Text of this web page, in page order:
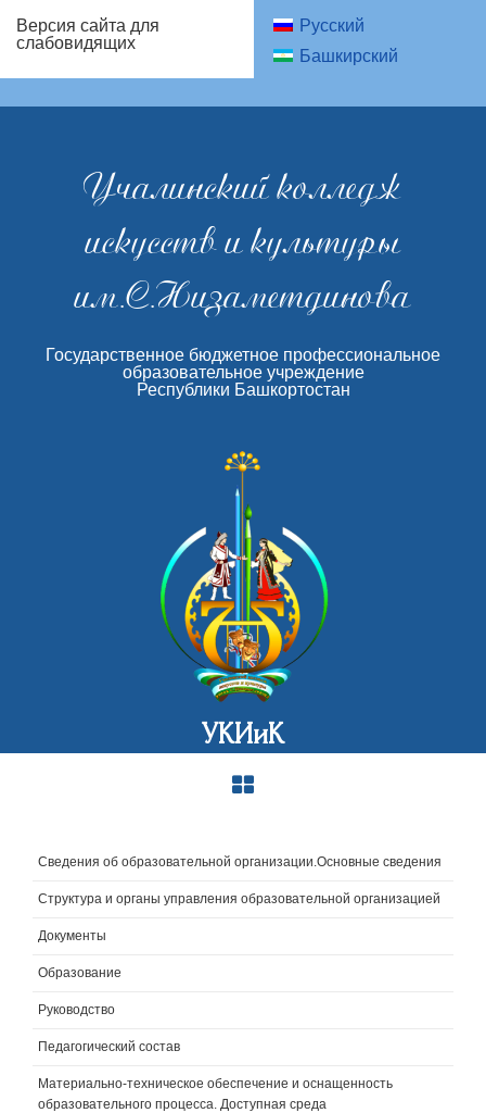
Версия сайта для
слабовидящих
Русский
Башкирский
Учалинский колледж
искусств и культуры
им.С.Низаметдинова
Государственное бюджетное профессиональное
образовательное учреждение
Республики Башкортостан
УКИиК
Сведения об образовательной организации.Основные сведения
Структура и органы управления образовательной организацией
Документы
Образование
Руководство
Педагогический состав
Материально-техническое обеспечение и оснащенность
образовательного процесса. Доступная среда